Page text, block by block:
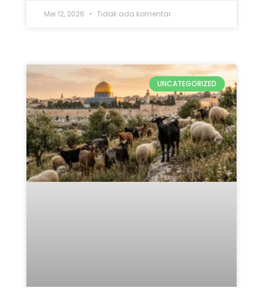
Mei 12, 2026 Tidak ada komentar
UNCATEGORIZED